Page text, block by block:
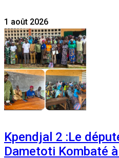
1 août 2026
Kpendjal 2 :Le
Dametoti Kombaté